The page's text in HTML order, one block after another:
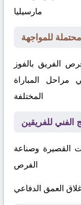
مارسيليا
الفريق بالفوز
المباراة
المختلفة
القصيرة وصناعة
الفرص
العمق الدفاعي